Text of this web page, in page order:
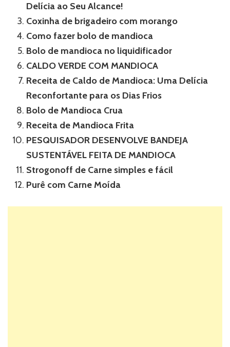
Delícia ao Seu Alcance!
Coxinha de brigadeiro com morango
Como fazer bolo de mandioca
Bolo de mandioca no liquidificador
CALDO VERDE COM MANDIOCA
Receita de Caldo de Mandioca: Uma Delícia
Reconfortante para os Dias Frios
Bolo de Mandioca Crua
Receita de Mandioca Frita
PESQUISADOR DESENVOLVE BANDEJA
SUSTENTÁVEL FEITA DE MANDIOCA
Strogonoff de Carne simples e fácil
Purê com Carne Moída